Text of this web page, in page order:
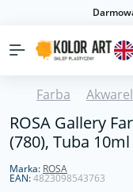
Farba
ROSA Gallery
(780), Tuba 10ml
Marka: ROSA
EAN:4823098543763